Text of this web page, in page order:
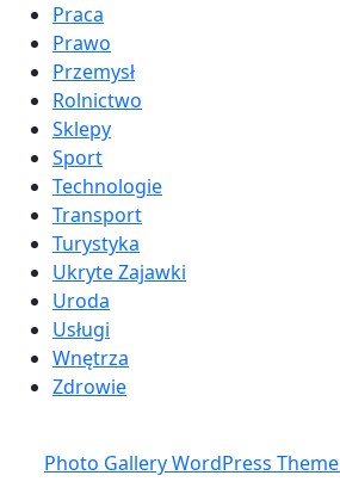
Praca
Prawo
Przemysł
Rolnictwo
Sklepy
Sport
Technologie
Transport
Turystyka
Ukryte Zajawki
Uroda
Usługi
Wnętrza
Zdrowie
Photo Gallery WordPress Theme